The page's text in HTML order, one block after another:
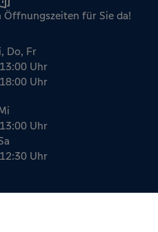
für Sie da!
Do, Fr
Uhr
Uhr
Uhr
Uhr